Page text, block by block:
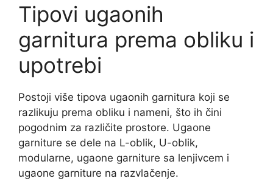
Tipovi ugaonih
garnitura prema obliku i
upotrebi
Postoji više tipova ugaonih garnitura koji se
razlikuju prema obliku i nameni, što ih čini
pogodnim za različite prostore. Ugaone
garniture se dele na L-oblik, U-oblik,
modularne, ugaone garniture sa lenjivcem i
ugaone garniture na razvlačenje.